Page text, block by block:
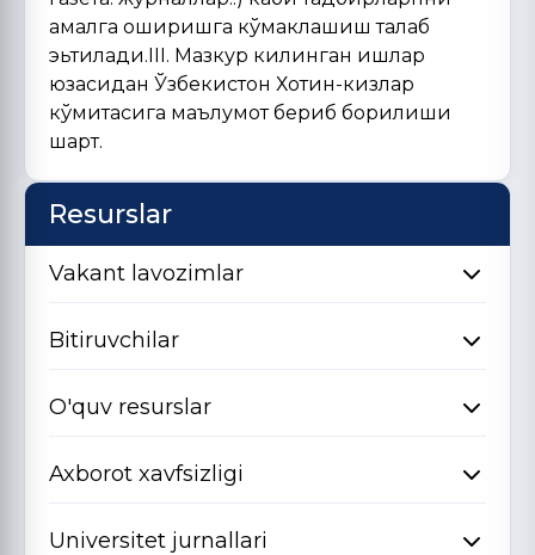
амалга оширишга кўмаклашиш талаб
эьтилади.III. Мазкур килинган ишлар
юзасидан Ўзбекистон Хотин-кизлар
кўмитасига маълумот бериб борилиши
шарт.
Resurslar
Vakant lavozimlar
Bitiruvchilar
O'quv resurslar
Axborot xavfsizligi
Universitet jurnallari